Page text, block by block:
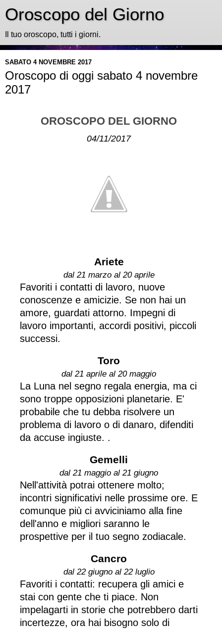
Oroscopo del Giorno
Il tuo oroscopo, tutti i giorni.
SABATO 4 NOVEMBRE 2017
Oroscopo di oggi sabato 4 novembre
2017
OROSCOPO DEL GIORNO
04/11/2017
Ariete
dal 21 marzo al 20 aprile
Favoriti i contatti di lavoro, nuove
conoscenze e amicizie. Se non hai un
amore, guardati attorno. Impegni di
lavoro importanti, accordi positivi, piccoli
successi.
Toro
dal 21 aprile al 20 maggio
La Luna nel segno regala energia, ma ci
sono troppe opposizioni planetarie. E'
probabile che tu debba risolvere un
problema di lavoro o di danaro, difenditi
da accuse ingiuste. .
Gemelli
dal 21 maggio al 21 giugno
Nell'attività potrai ottenere molto;
incontri significativi nelle prossime ore. E
comunque più ci avviciniamo alla fine
dell'anno e migliori saranno le
prospettive per il tuo segno zodiacale.
Cancro
dal 22 giugno al 22 luglio
Favoriti i contatti: recupera gli amici e
stai con gente che ti piace. Non
impelagarti in storie che potrebbero darti
incertezze, ora hai bisogno solo di